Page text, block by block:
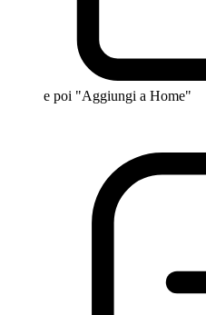
e poi "Aggiungi a Home"